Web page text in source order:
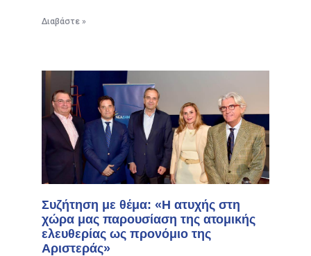
Διαβάστε »
Συζήτηση με θέμα: «Η ατυχής στη
χώρα μας παρουσίαση της ατομικής
ελευθερίας ως προνόμιο της
Αριστεράς»